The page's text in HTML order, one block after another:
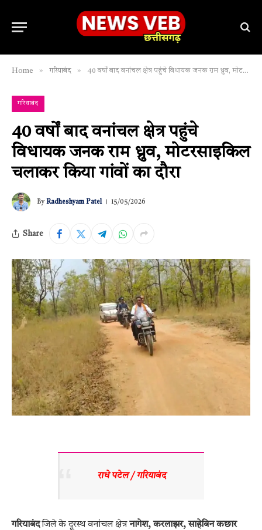
Home » गरियाबंद » 40 वर्षों बाद वनांचल क्षेत्र पहुंचे विधायक जनक राम ध्रुव, मोटरसाइकिल चलाकर किया गांवों का दौरा
गरियाबंद
40 वर्षों बाद वनांचल क्षेत्र पहुंचे
विधायक जनक राम ध्रुव, मोटरसाइकिल
चलाकर किया गांवों का दौरा
By Radheshyam Patel 15/05/2026
Share
राधे पटेल / गरियाबंद
गरियाबंदजिले के दूरस्थ वनांचल क्षेत्रनागेश, करलाझर, साहेबिन कछार